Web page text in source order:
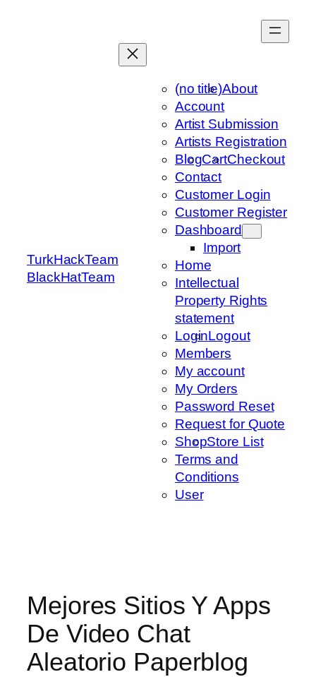
TurkHackTeam
BlackHatTeam
(no title)About
Account
Artist Submission
Artists Registration
BlogCartCheckout
Contact
Customer Login
Customer Register
Dashboard
Import
Home
Intellectual
Property Rights
statement
LoginLogout
Members
My account
My Orders
Password Reset
Request for Quote
ShopStore List
Terms and
Conditions
User
Mejores Sitios Y Apps
De Video Chat
Aleatorio Paperblog